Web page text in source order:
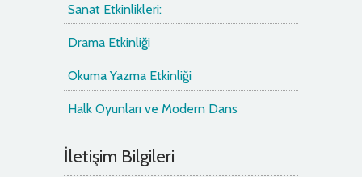
Sanat Etkinlikleri:
Drama Etkinliği
Okuma Yazma Etkinliği
Halk Oyunları ve Modern Dans
İletişim Bilgileri